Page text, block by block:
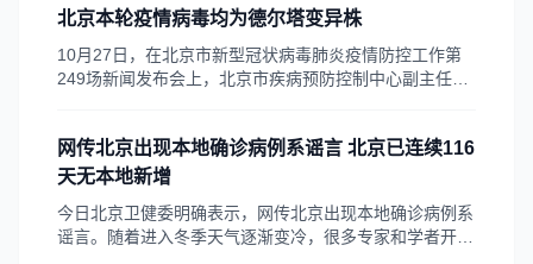
肺炎确诊病例。
北京本轮疫情病毒均为德尔塔变异株
10月27日，在北京市新型冠状病毒肺炎疫情防控工作第
249场新闻发布会上，北京市疾病预防控制中心副主任、
测序分析比对，结果显示，本轮疫情病毒均为德尔塔变异
株，与近期我国内蒙古、甘肃等地报告病例的病毒高度同
网传北京出现本地确诊病例系谣言 北京已连续116
天无本地新增
今日北京卫健委明确表示，网传北京出现本地确诊病例系
谣言。随着进入冬季天气逐渐变冷，很多专家和学者开始